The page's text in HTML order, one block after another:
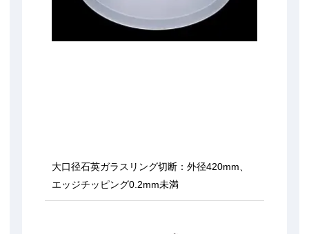
大口径石英ガラスリング切断：外径420mm、
エッジチッピング0.2mm未満